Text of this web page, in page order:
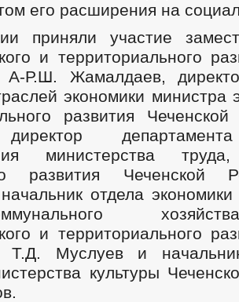
его расширения на
приняли участие
и территориального
А-Р.Ш. Жамалдаев,
экономики министра
развития
министерства
развития Чеченской
отдела
и территориального
Т.Д. Муслуев и
культуры